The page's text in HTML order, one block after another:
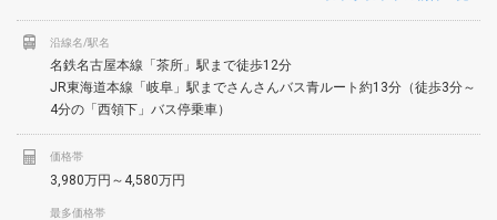
沿線名/駅名
名鉄名古屋本線「茶所」駅まで徒歩12分
JR東海道本線「岐阜」駅までさんさんバス青ルート約13分（徒歩3分～
4分の「西領下」バス停乗車）
価格帯
3,980万円～4,580万円
最多価格帯